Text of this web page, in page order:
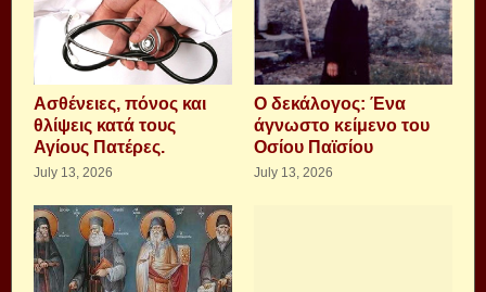
Aσθένειες, πόνος και
θλίψεις κατά τους
Αγίους Πατέρες.
July 13, 2026
Ο δεκάλογος: Ένα
άγνωστο κείμενο του
Οσίου Παϊσίου
July 13, 2026